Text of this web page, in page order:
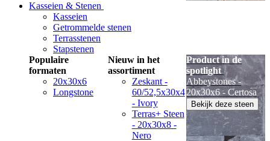
Kasseien & Stenen
Kasseien
Getrommelde stenen
Terrasstenen
Stapstenen
Populaire
formaten
20x30x6
Longstone
Nieuw in het
assortiment
Zeskant -
60/52,5x30x4
- Ivory
Terras+ Steen
- 20x30x8 -
Nero
Product in de
spotlight
Abbeystones -
20x30x6 - Certosa
Bekijk deze steen